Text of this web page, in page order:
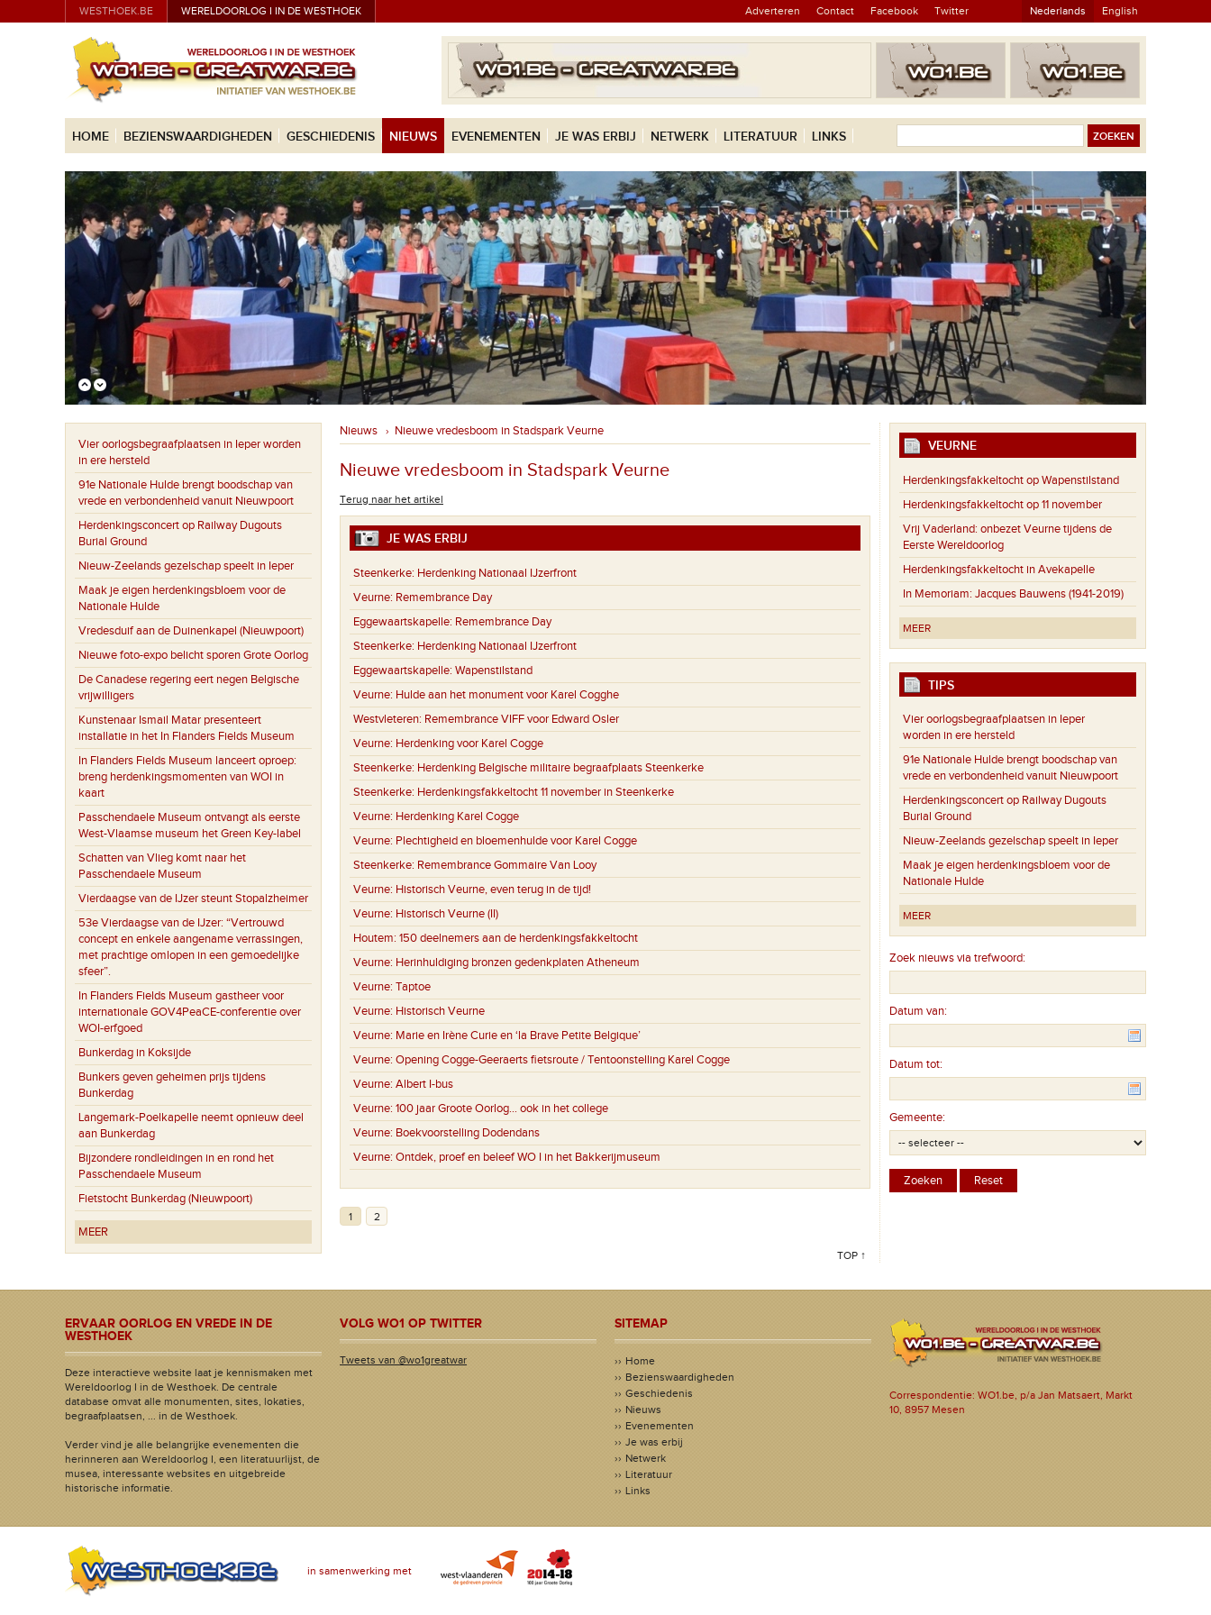
WESTHOEK.BE WERELDOORLOG I IN DE WESTHOEK Adverteren Contact Facebook Twitter Nederlands English
HOME BEZIENSWAARDIGHEDEN GESCHIEDENIS NIEUWS EVENEMENTEN JE WAS ERBIJ NETWERK LITERATUUR LINKS
Vier oorlogsbegraafplaatsen in Ieper worden
in ere hersteld
91e Nationale Hulde brengt boodschap van
vrede en verbondenheid vanuit Nieuwpoort
Herdenkingsconcert op Railway Dugouts
Burial Ground
Nieuw-Zeelands gezelschap speelt in Ieper
Maak je eigen herdenkingsbloem voor de
Nationale Hulde
Vredesduif aan de Duinenkapel (Nieuwpoort)
Nieuwe foto-expo belicht sporen Grote Oorlog
De Canadese regering eert negen Belgische
vrijwilligers
Kunstenaar Ismail Matar presenteert
installatie in het In Flanders Fields Museum
In Flanders Fields Museum lanceert oproep:
breng herdenkingsmomenten van WOI in
kaart
Passchendaele Museum ontvangt als eerste
West-Vlaamse museum het Green Key-label
Schatten van Vlieg komt naar het
Passchendaele Museum
Vierdaagse van de IJzer steunt Stopalzheimer
53e Vierdaagse van de IJzer: “Vertrouwd
concept en enkele aangename verrassingen,
met prachtige omlopen in een gemoedelijke
sfeer”.
In Flanders Fields Museum gastheer voor
internationale GOV4PeaCE-conferentie over
WOI-erfgoed
Bunkerdag in Koksijde
Bunkers geven geheimen prijs tijdens
Bunkerdag
Langemark-Poelkapelle neemt opnieuw deel
aan Bunkerdag
Bijzondere rondleidingen in en rond het
Passchendaele Museum
Fietstocht Bunkerdag (Nieuwpoort)
MEER
Nieuws › Nieuwe vredesboom in Stadspark Veurne
Nieuwe vredesboom in Stadspark Veurne
Terug naar het artikel
JE WAS ERBIJ
Steenkerke: Herdenking Nationaal IJzerfront
Veurne: Remembrance Day
Eggewaartskapelle: Remembrance Day
Steenkerke: Herdenking Nationaal IJzerfront
Eggewaartskapelle: Wapenstilstand
Veurne: Hulde aan het monument voor Karel Cogghe
Westvleteren: Remembrance VIFF voor Edward Osler
Veurne: Herdenking voor Karel Cogge
Steenkerke: Herdenking Belgische militaire begraafplaats Steenkerke
Steenkerke: Herdenkingsfakkeltocht 11 november in Steenkerke
Veurne: Herdenking Karel Cogge
Veurne: Plechtigheid en bloemenhulde voor Karel Cogge
Steenkerke: Remembrance Gommaire Van Looy
Veurne: Historisch Veurne, even terug in de tijd!
Veurne: Historisch Veurne (II)
Houtem: 150 deelnemers aan de herdenkingsfakkeltocht
Veurne: Herinhuldiging bronzen gedenkplaten Atheneum
Veurne: Taptoe
Veurne: Historisch Veurne
Veurne: Marie en Irène Curie en ‘la Brave Petite Belgique’
Veurne: Opening Cogge-Geeraerts fietsroute / Tentoonstelling Karel Cogge
Veurne: Albert I-bus
Veurne: 100 jaar Groote Oorlog… ook in het college
Veurne: Boekvoorstelling Dodendans
Veurne: Ontdek, proef en beleef WO I in het Bakkerijmuseum
1 2
TOP ↑
VEURNE
Herdenkingsfakkeltocht op Wapenstilstand
Herdenkingsfakkeltocht op 11 november
Vrij Vaderland: onbezet Veurne tijdens de
Eerste Wereldoorlog
Herdenkingsfakkeltocht in Avekapelle
In Memoriam: Jacques Bauwens (1941-2019)
MEER
TIPS
Vier oorlogsbegraafplaatsen in Ieper
worden in ere hersteld
91e Nationale Hulde brengt boodschap van
vrede en verbondenheid vanuit Nieuwpoort
Herdenkingsconcert op Railway Dugouts
Burial Ground
Nieuw-Zeelands gezelschap speelt in Ieper
Maak je eigen herdenkingsbloem voor de
Nationale Hulde
MEER
Zoek nieuws via trefwoord:
Datum van:
Datum tot:
Gemeente:
ERVAAR OORLOG EN VREDE IN DE
WESTHOEK
Deze interactieve website laat je kennismaken met
Wereldoorlog I in de Westhoek. De centrale
database omvat alle monumenten, sites, lokaties,
begraafplaatsen, ... in de Westhoek.
Verder vind je alle belangrijke evenementen die
herinneren aan Wereldoorlog I, een literatuurlijst, de
musea, interessante websites en uitgebreide
historische informatie.
VOLG WO1 OP TWITTER
Tweets van @wo1greatwar
SITEMAP
Home
Bezienswaardigheden
Geschiedenis
Nieuws
Evenementen
Je was erbij
Netwerk
Literatuur
Links
Correspondentie: WO1.be, p/a Jan Matsaert, Markt
10, 8957 Mesen
in samenwerking met